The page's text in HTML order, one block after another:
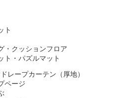
ト
・クッションフロア
ト・パズルマット
ドレープカーテン（厚地）
ページ